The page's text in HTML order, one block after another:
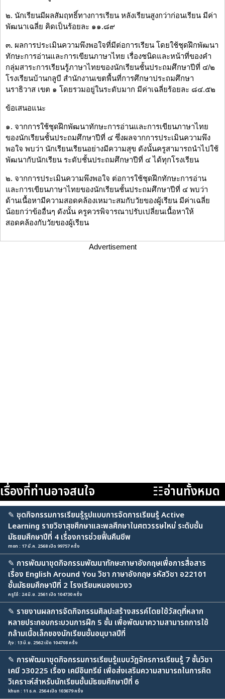
๒. นักเรียนมีผลสัมฤทธิ์ทางการเรียน หลังเรียนสูงกว่าก่อนเรียน มีค่า
พัฒนาเฉลี่ย คิดเป็นร้อยละ ๑๑.๘๙
๓. ผลการประเมินความพึงพอใจที่มีต่อการเรียน โดยใช้ชุดฝึกพัฒนา
ทักษะการอ่านและการเขียนภาษาไทย เรื่องชนิดและหน้าที่ของคำ
กลุ่มสาระการเรียนรู้ภาษาไทยของนักเรียนชั้นประถมศึกษาปีที่ ๔/๒
โรงเรียนบ้านกลูบี สำนักงานเขตพื้นที่การศึกษาประถมศึกษา
นราธิวาส เขต ๑ โดยรวมอยู่ในระดับมาก มีค่าเฉลี่ยร้อยละ ๘๔.๕๒
ข้อเสนอแนะ
๑. จากการใช้ชุดฝึกพัฒนาทักษะการอ่านและการเขียนภาษาไทย
ของนักเรียนชั้นประถมศึกษาปีที่ ๔ ซึ่งผลจากการประเมินความพึง
พอใจ พบว่า นักเรียนเรียนอย่างมีความสุข ดังนั้นครูสามารถนำไปใช้
พัฒนากับนักเรียน ระดับชั้นประถมศึกษาปีที่ ๔ ได้ทุกโรงเรียน
๒. จากการประเมินความพึงพอใจ ต่อการใช้ชุดฝึกทักษะการอ่าน
และการเขียนภาษาไทยของนักเรียนชั้นประถมศึกษาปีที่ ๔ พบว่า
ด้านเนื้อหามีความสอดคล้องเหมาะสมกับวัยของผู้เรียน มีค่าเฉลี่ย
น้อยกว่าข้ออื่นๆ ดังนั้น ครูควรพิจารณาปรับเปลี่ยนเนื้อหาให้
สอดคล้องกับวัยของผู้เรียน
Advertisement
เรื่องที่ท่านอาจสนใจ ☷อ่านทั้งหมด
✎ ชุดกิจกรรมการเรียนรู้รูปแบบการจัดการเรียนรู้ Active
Learning รายวิชาสุขศึกษาและพลศึกษาในศตวรรษใหม่ ระดับชั้น
มัธยมศึกษาปีที่ 4 เรื่องการช่วยฟื้นคืนชีพ
mon : 17 มี.ค. 2568 เปิด 99757 ครั้ง
✎ การพัฒนาชุดกิจกรรมพัฒนาทักษะภาษาอังกฤษเพื่อการสื่อสาร
เรื่อง English Around You วิชา ภาษาอังกฤษ รหัสวิชา อ22101
ชั้นมัธยมศึกษาปีที่ 2 โรงเรียนหนองแวงว
ครูโอ๋ : 24 มิ.ย. 2561 เปิด 104730 ครั้ง
✎ รายงานผลการจัดกิจกรรมศิลปะสร้างสรรค์โดยใช้วัสดุที่หลาก
หลายประกอบกระบวนการฝึก 5 ขั้น เพื่อพัฒนาความสามารถการใช้
กล้ามเนื้อเล็กของนักเรียนชั้นอนุบาลปีที่
กุ้ง : 13 มิ.ย. 2562 เปิด 104708 ครั้ง
✎ การพัฒนาชุดกิจกรรมการเรียนรู้แบบวัฎจักรการเรียนรู้ 7 ขั้นวิชา
เคมี ว30225 เรื่อง เคมีอินทรีย์ เพื่อส่งเสริมความสามารถในการคิด
วิเคราะห์สำหรับนักเรียนชั้นมัธยมศึกษาปีที่ 6
khun : 11 ธ.ค. 2564 เปิด 103679 ครั้ง